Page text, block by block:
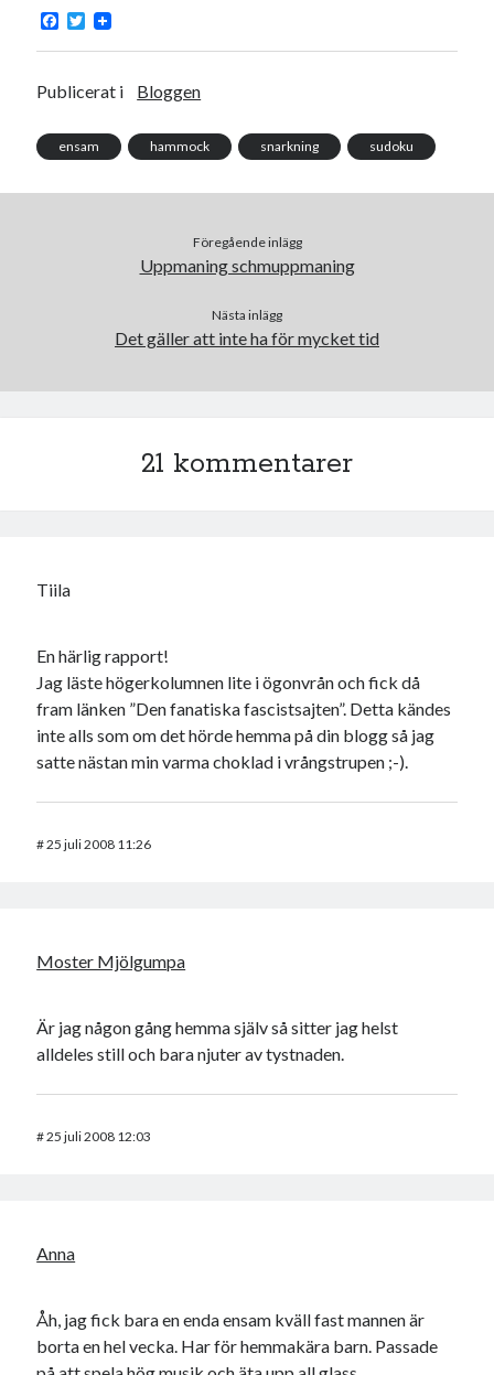
F
c
b
k
T
i
t
Publicerat i Bloggen
ensam hammock snarkning sudoku
Föregående inlägg
Uppmaning schmuppmaning
Nästa inlägg
Det gäller att inte ha för mycket tid
21 kommentarer
Tiila
En härlig rapport!
Jag läste högerkolumnen lite i ögonvrån och fick då
fram länken ”Den fanatiska fascistsajten”. Detta kändes
inte alls som om det hörde hemma på din blogg så jag
satte nästan min varma choklad i vrångstrupen ;-).
#25 juli 2008 11:26
Moster Mjölgumpa
Är jag någon gång hemma själv så sitter jag helst
alldeles still och bara njuter av tystnaden.
#25 juli 2008 12:03
Anna
Åh, jag fick bara en enda ensam kväll fast mannen är
borta en hel vecka. Har för hemmakära barn. Passade